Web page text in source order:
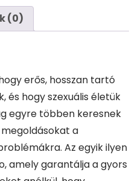
(0)
erős, hosszan tartó
és hogy szexuális életük
egyre többen keresnek
a
Az egyik ilyen
amely garantálja a gyors